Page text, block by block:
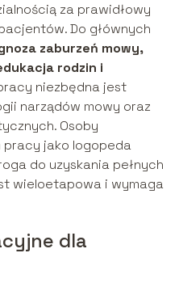
za prawidłowy
Do głównych
zaburzeń mowy,
rodzin i
niezbędna jest
narządów mowy oraz
Osoby
jako logopeda
do uzyskania pełnych
wieloetapowa i wymaga
dla